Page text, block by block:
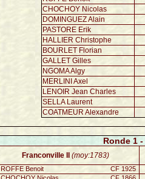
CHOCHOY Nicolas
DOMINGUEZ Alain
PASTORE Erik
HALLIER Christophe
BOURLET Florian
GALLET Gilles
NGOMA Algy
MERLINI Axel
LENOIR Jean Charles
SELLA Laurent
COATMEUR Alexandre
Ronde 1
Franconville II (moy:1783)
ROFFE Benoit CF 1925